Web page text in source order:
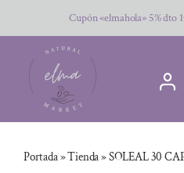
al
contenido
Cupón «elmahola» 5% dto
Portada»Tienda»SOLEAL 30